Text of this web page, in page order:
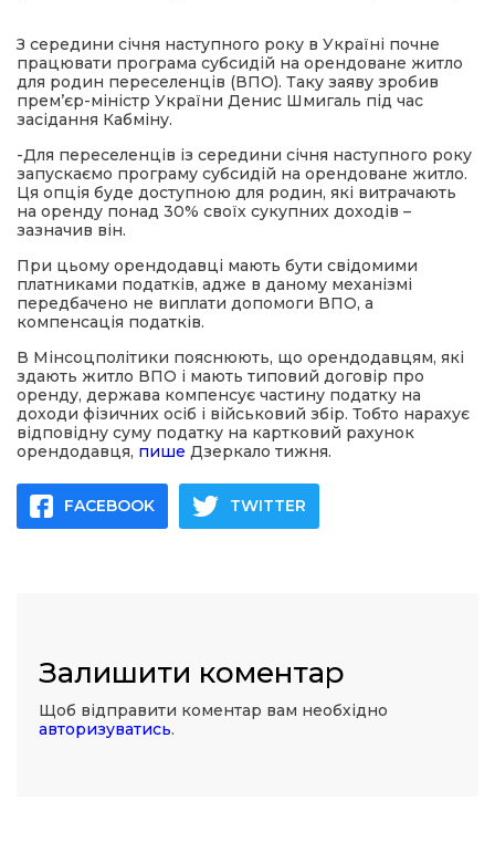
політика
місія
З середини січня наступного року в Україні почне
працювати програма субсидій на орендоване житло
для родин переселенців (ВПО). Таку заяву зробив
прем’єр-міністр України Денис Шмигаль під час
засідання Кабміну.
-Для переселенців із середини січня наступного року
запускаємо програму субсидій на орендоване житло.
Ця опція буде доступною для родин, які витрачають
на оренду понад 30% своїх сукупних доходів –
зазначив він.
При цьому орендодавці мають бути свідомими
платниками податків, адже в даному механізмі
передбачено не виплати допомоги ВПО, а
компенсація податків.
В Мінсоцполітики пояснюють, що орендодавцям, які
здають житло ВПО і мають типовий договір про
оренду, держава компенсує частину податку на
доходи фізичних осіб і військовий збір. Тобто нарахує
відповідну суму податку на картковий рахунок
орендодавця, пише Дзеркало тижня.
FACEBOOK TWITTER
Залишити коментар
Щоб відправити коментар вам необхідно
авторизуватись.